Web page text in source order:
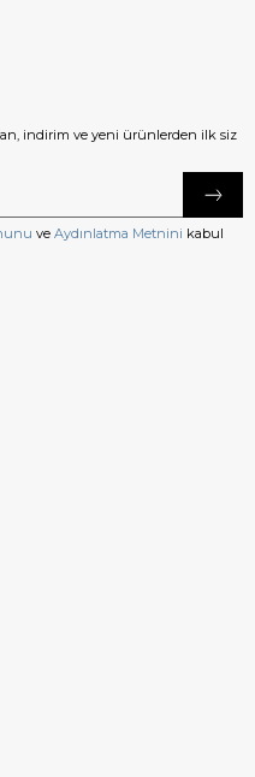
indirim ve yeni ürünlerden ilk siz
ve Aydınlatma Metnini kabul